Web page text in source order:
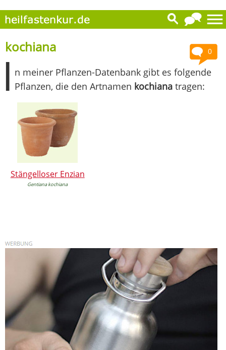
0
kochiana
I n meiner Pflanzen-Datenbank gibt es folgende
Pflanzen, die den Artnamen kochiana tragen:
Stängelloser Enzian
Gentiana kochiana